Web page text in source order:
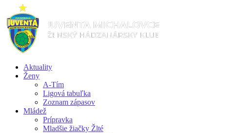
Aktuality
Ženy
A-Tím
Ligová tabuľka
Zoznam zápasov
Mládež
Prípravka
Mladšie žiačky Žlté